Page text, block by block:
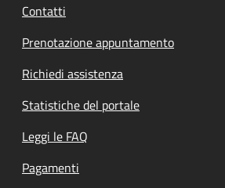
Contatti
Prenotazione appuntamento
Richiedi assistenza
Statistiche del portale
Leggi le FAQ
Pagamenti